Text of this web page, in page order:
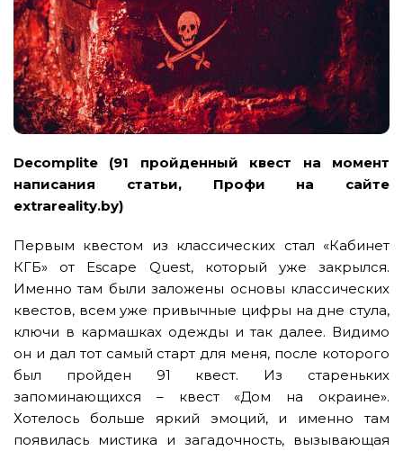
Decomplite (91 пройденный квест на момент
написания статьи, Профи на сайте
extrareality.by)
Первым квестом из классических стал «Кабинет
КГБ» от Escape Quest, который уже закрылся.
Именно там были заложены основы классических
квестов, всем уже привычные цифры на дне стула,
ключи в кармашках одежды и так далее. Видимо
он и дал тот самый старт для меня, после которого
был пройден 91 квест. Из стареньких
запоминающихся – квест «Дом на окраине».
Хотелось больше яркий эмоций, и именно там
появилась мистика и загадочность, вызывающая